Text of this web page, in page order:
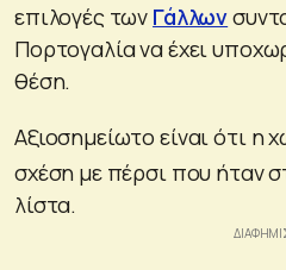
επιλογές των Γάλλων
Πορτογαλία να έχει
θέση.
Αξιοσημείωτο είναι ότι η
σχέση με πέρσι που ήταν
λίστα.